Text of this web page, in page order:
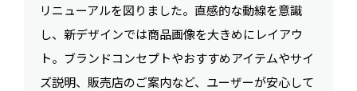
リニューアルを図りました。直感的な動線を意識
し、新デザインでは商品画像を大きめにレイアウ
ト。ブランドコンセプトやおすすめアイテムやサイ
ズ説明、販売店のご案内など、ユーザーが安心して